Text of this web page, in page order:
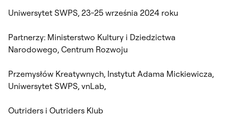
Uniwersytet SWPS, 23-25 września 2024 roku
Partnerzy: Ministerstwo Kultury i Dziedzictwa
Narodowego, Centrum Rozwoju
Przemysłów Kreatywnych, Instytut Adama Mickiewicza,
Uniwersytet SWPS, vnLab,
Outriders i Outriders Klub